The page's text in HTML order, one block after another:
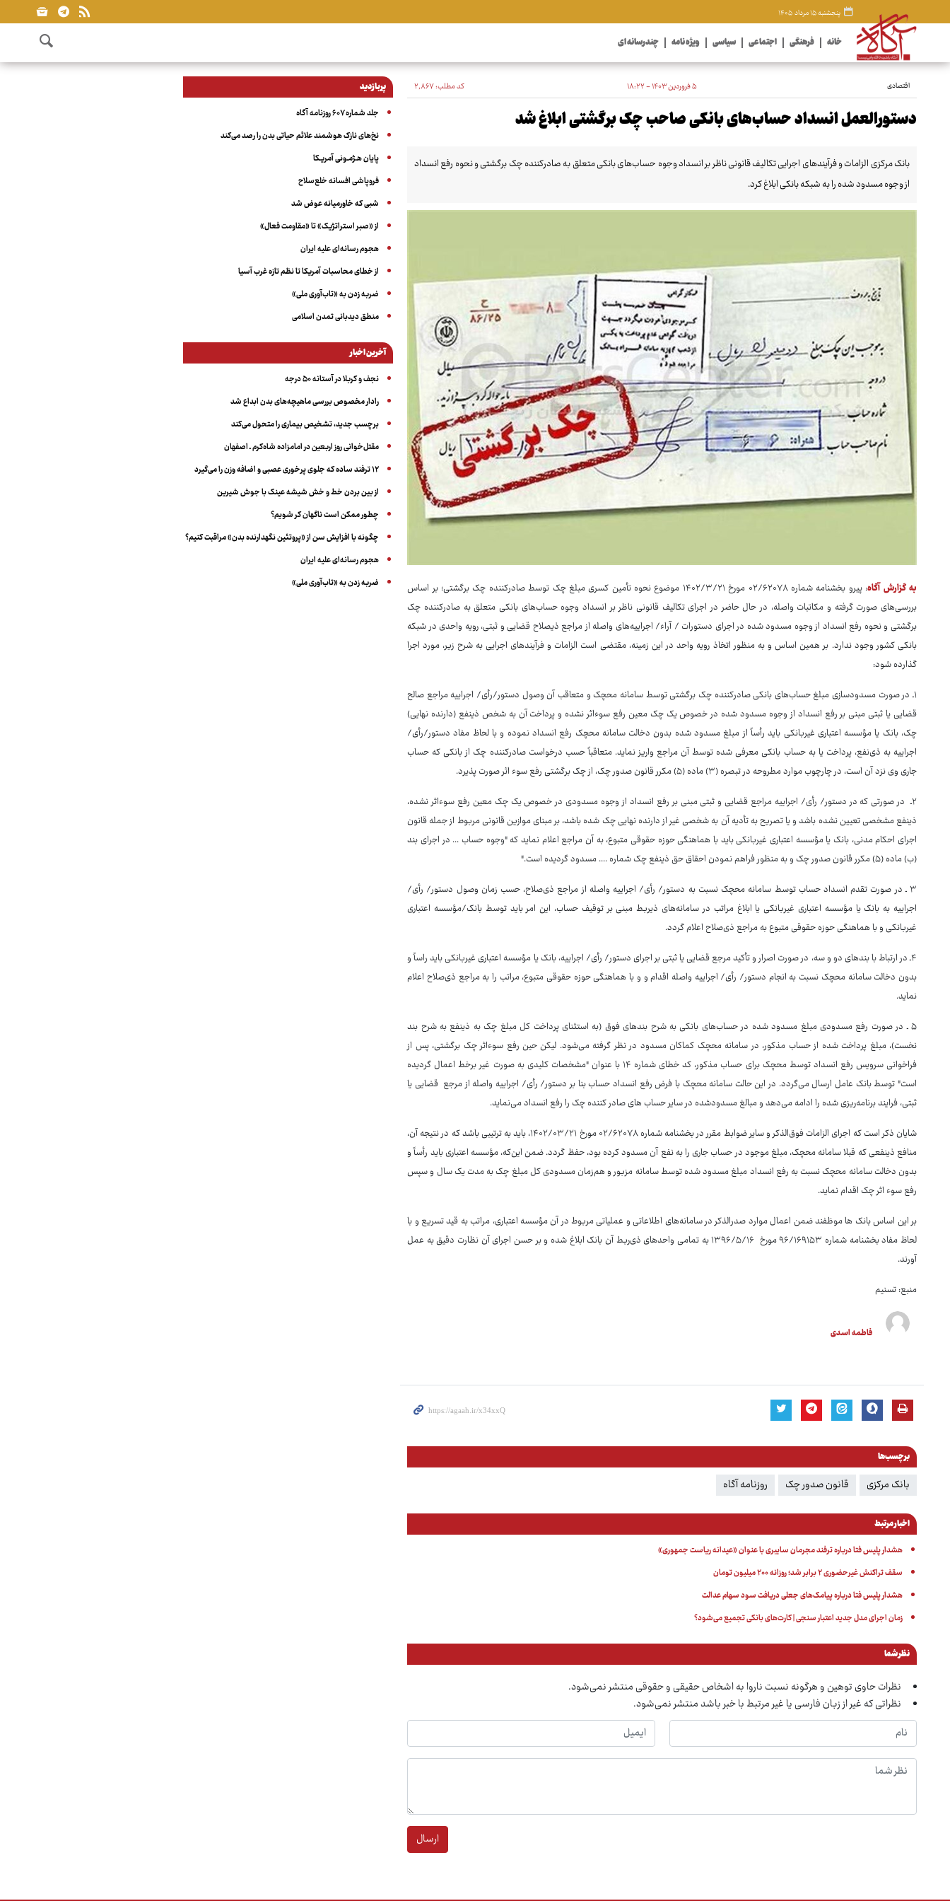
پنجشنبه ۱۵ مرداد ۱۴۰۵
خانه فرهنگی اجتماعی سیاسی ویژه نامه چندرسانه ای
اقتصادی ۵ فروردین ۱۴۰۳ - ۱۸:۲۲ کد مطلب:۲٬۸۶۷
دستورالعمل انسداد حساب‌های بانکی صاحب چک برگشتی ابلاغ شد
بانک مرکزی الزامات و فرآیندهای اجرایی تکالیف قانونی ناظر بر انسداد وجوه حساب‌های بانکی متعلق به صادرکننده چک برگشتی و نحوه رفع انسداد
از وجوه مسدود شده را به شبکه بانکی ابلاغ کرد.
به گزارش آگاه
: پیرو بخشنامه شماره ۶۲۰۷۸‏/۰۲ مورخ ۲۱‏/۳‏/۱۴۰۲ موضوع نحوه تأمین کسری مبلغ چک توسط صادرکننده چک برگشتی؛ بر اساس
بررسی‌های صورت گرفته و مکاتبات واصله، در حال حاضر در اجرای تکالیف قانونی ناظر بر انسداد وجوه حساب‌های بانکی متعلق به صادرکننده چک
برگشتی و نحوه رفع انسداد از وجوه مسدود شده در اجرای دستورات ‏/ آراء‏/ اجراییه‌های واصله از مراجع ذیصلاح قضایی و ثبتی، رویه واحدی در شبکه
بانکی کشور وجود ندارد. بر همین اساس و به منظور اتخاذ رویه واحد در این زمینه، مقتضی است الزامات و فرآیندهای اجرایی به شرح زیر، مورد اجرا
گذارده شود:
۱ـ در صورت مسدودسازی مبلغ حساب‌های بانکی صادرکننده چک برگشتی توسط سامانه محچک و متعاقب آن وصول دستور‏/رأی‏/ اجراییه مراجع صالح
قضایی یا ثبتی مبنی بر رفع انسداد از وجوه مسدود شده در خصوص یک چک معین رفع سوءاثر نشده و پرداخت آن به شخص ذینفع (دارنده نهایی)
چک، بانک یا مؤسسه اعتباری غیربانکی باید رأساً از مبلغ مسدود شده بدون دخالت سامانه محچک رفع انسداد نموده و با لحاظ مفاد دستور‏/رأی‏/
اجراییه به ذی‌نفع، پرداخت یا به حساب بانکی معرفی شده توسط آن مراجع واریز ‌نماید. متعاقباً حسب درخواست صادرکننده چک از بانکی که حساب
جاری وی نزد آن است، در چارچوب موارد مطروحه در تبصره (۳) ماده (۵) مکرر قانون صدور چک، از چک برگشتی رفع سوء اثر صورت پذیرد.
۲ـ در صورتی که در دستور‏/ رأی‏/ اجراییه مراجع قضایی و ثبتی مبنی بر رفع انسداد از وجوه مسدودی در خصوص یک چک معین رفع سوءاثر نشده،
ذینفع مشخصی تعیین نشده باشد و یا تصریح به تأدیه آن به شخصی غیر از دارنده نهایی چک شده باشد، بر مبنای موازین قانونی مربوط از جمله قانون
اجرای احکام مدنی، بانک یا مؤسسه اعتباری غیربانکی باید با هماهنگی حوزه حقوقی متبوع، به آن مراجع اعلام نماید که "وجوه حساب ... در اجرای بند
(ب) ماده (۵) مکرر قانون صدور چک و به منظور فراهم نمودن احقاق حق ذینفع چک شماره .... مسدود گردیده است."
۳ ـ در صورت تقدم انسداد حساب توسط سامانه محچک نسبت به دستور‏/ رأی‏/ اجراییه واصله از مراجع ذی‌صلاح، حسب زمان وصول دستور‏/ رأی‏/
اجراییه به بانک یا مؤسسه اعتباری غیربانکی یا ابلاغ مراتب در سامانه‌های ذیربط مبنی بر توقیف حساب، این امر باید توسط بانک‏/مؤسسه اعتباری
غیربانکی و با هماهنگی حوزه حقوقی متبوع به مراجع ذی‌صلاح اعلام گردد.
۴ـ در ارتباط با بندهای دو و سه، در صورت اصرار و تأکید مرجع قضایی یا ثبتی بر اجرای دستور‏/ رأی‏/ اجراییه، بانک یا مؤسسه اعتباری غیربانکی باید راساً و
بدون دخالت سامانه محچک نسبت به انجام دستور‏/ رأی‏/ اجراییه واصله اقدام و و با هماهنگی حوزه حقوقی متبوع، مراتب را به مراجع ذی‌صلاح اعلام
‌نماید.
۵ ـ در صورت رفع مسدودی مبلغ مسدود شده در حساب‌های بانکی به شرح بندهای فوق (به استثنای پرداخت کل مبلغ چک به ذینفع به شرح بند
نخست)، مبلغ پرداخت شده از حساب مذکور، در سامانه محچک کماکان مسدود در نظر گرفته می‌شود. لیکن حین رفع سوء‌اثر چک برگشتی، پس از
فراخوانی سرویس رفع انسداد توسط محچک برای حساب مذکور، کد خطای شماره ۱۴ با عنوان "مشخصات کلیدی به صورت غیر برخط اعمال گردیده
است" توسط بانک عامل ارسال می‌گردد. در این حالت سامانه محچک با فرض رفع انسداد حساب بنا بر دستور‏/ رأی‏/ اجراییه واصله از مرجع قضایی یا
ثبتی، فرایند برنامه‌ریزی شده را ادامه می‌دهد و مبالغ مسدودشده در سایر حساب های صادر کننده چک را رفع انسداد می‌نماید.
شایان ذکر است که اجرای الزامات فوق‌الذکر و سایر ضوابط مقرر در بخشنامه شماره ۶۲۰۷۸‏‏/۰۲ مورخ ۲۱‏‏/۰۳‏‏/۱۴۰۲، باید به ترتیبی باشد که در نتیجه آن،
منافع ذینفعی که قبلا سامانه محچک، مبلغ موجود در حساب جاری را به نفع آن مسدود کرده بود، حفظ گردد. ضمن این‌که، مؤسسه اعتباری باید رأساً و
بدون دخالت سامانه محچک نسبت به رفع انسداد مبلغ مسدود شده توسط سامانه مزبور و هم‌زمان مسدودی کل مبلغ چک به مدت یک سال و سپس
رفع سوء اثر چک اقدام نماید.
بر این اساس بانک ها موظفند ضمن اعمال موارد صدرالذکر در سامانه‌های اطلاعاتی و عملیاتی مربوط در آن مؤسسه اعتباری، مراتب به قید تسریع و با
لحاظ مفاد بخشنامه شماره ۱۶۹۱۵۳‏/۹۶ مورخ ۱۶‏/۵‏/۱۳۹۶ به تمامی واحدهای ذی‌ربط آن بانک ابلاغ شده و بر حسن اجرای آن نظارت دقیق به عمل
آورند.
منبع: تسنیم
فاطمه اسدی
برچسب‌ها
بانک مرکزی قانون صدور چک روزنامه آگاه
اخبار مرتبط
هشدار پلیس فتا درباره ترفند مجرمان سایبری با عنوان «عیدانه ریاست جمهوری»
سقف تراکنش غیرحضوری ۲ برابر شد؛ روزانه ۲۰۰ میلیون تومان
هشدار پلیس فتا درباره پیامک‌های جعلی دریافت سود سهام عدالت
زمان اجرای مدل جدید اعتبار سنجی | کارت‌های بانکی تجمیع می‌شود؟
نظر شما
نظرات حاوی توهین و هرگونه نسبت ناروا به اشخاص حقیقی و حقوقی منتشر نمی‌شود.
نظراتی که غیر از زبان فارسی یا غیر مرتبط با خبر باشد منتشر نمی‌شود.
ارسال
پربازدید
جلد شماره ۶۰۷ روزنامه آگاه
نخ‌های نازک هوشمند علائم حیاتی بدن را رصد می‌کند
پایان هـژمـونی آمریـکا
فروپاشی افسانه خلع‌سلاح
شبی که خاورمیانه عوض شد
از «صبر استراتژیک» تا «مقاومت فعال»
هجوم رسانه‌ای علیه ایران
از خطای محاسبات آمریکا تا نظم تازه غرب آسیا
ضربه زدن به «تاب‌آوری ملی»
منطق دیدبانی تمدن اسلامی
آخرین اخبار
نجف و کربلا در آستانه ۵۰ درجه
رادار مخصوص بررسی ماهیچه‌های بدن ابداع شد
برچسب جدید، تشخیص بیماری را متحول می‌کند
مقتل‌خوانی روز اربعین در امامزاده شاه‌کرم ـ اصفهان
۱۲ ترفند ساده که جلوی پرخوری عصبی و اضافه ‌وزن را می‌گیرد
از بین بردن خط و خش شیشه عینک با جوش شیرین
چطور ممکن است ناگهان کر شویم؟
چگونه با افزایش سن از «پروتئین نگهدارنده بدن» مراقبت کنیم؟
هجوم رسانه‌ای علیه ایران
ضربه زدن به «تاب‌آوری ملی»